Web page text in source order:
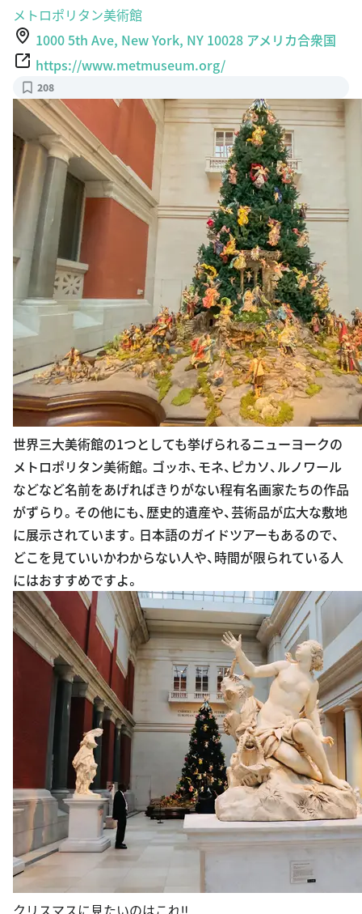
メトロポリタン美術館
1000 5th Ave, New York, NY 10028 アメリカ合衆国
https://www.metmuseum.org/
208
世界三大美術館の1つとしても挙げられるニューヨークの
メトロポリタン美術館。ゴッホ、モネ、ピカソ、ルノワール
などなど名前をあげればきりがない程有名画家たちの作品
がずらり。その他にも、歴史的遺産や、芸術品が広大な敷地
に展示されています。日本語のガイドツアーもあるので、
どこを見ていいかわからない人や、時間が限られている人
にはおすすめですよ。
クリスマスに見たいのはこれ‼︎